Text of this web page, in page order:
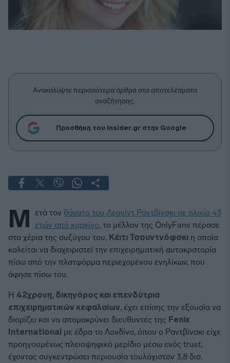
Ανακαλύψτε περισσότερα άρθρα στα αποτελέσματα
αναζήτησης.
Προσθήκη του insider.gr στην Google
Μ ετά τον θάνατο του Λεονίντ Ραντβίνσκι σε ηλικία 43
ετών από καρκίνο, το μέλλον της OnlyFans πέρασε
στα χέρια της συζύγου του, Κέιτι Τσουντνόφσκι η οποία
καλείται να διαχειριστεί την επιχειρηματική αυτοκρατορία
πίσω από την πλατφόρμα περιεχομένου ενηλίκων, που
άφησε πίσω του.
Η 42χρονη, δικηγόρος και επενδύτρια
επιχειρηματικών κεφαλαίων, έχει επίσης την εξουσία να
διορίζει και να απομακρύνει διευθυντές της Fenix ​​
International με έδρα το Λονδίνο, όπου ο Ραντβίνσκι είχε
προηγουμένως πλειοψηφικό μερίδιο μέσω ενός trust,
έχοντας συγκεντρώσει περιουσία τουλάχιστον 3,8 δισ.